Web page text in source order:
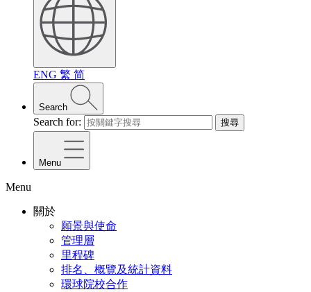
ENG 繁 简
Search
Search for: 搜尋
Menu
Menu
關於
願景與使命
管理層
里程碑
排名、概覽及統計資料
環球院校合作